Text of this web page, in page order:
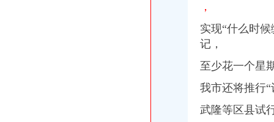
重庆渝中区家用太能供电系统厂家_深圳市华兄实业有限公司
【北京京翰英才教育科技有限公司渝中分公司2017新招聘信息】_
高院肖峰法官家授权本公号以案析法：非持股关联公司之间公司人
重庆代办验资,重庆代办验资公司--选择重庆浩业工商不后悔
www.mywq.gov.cn-网站综合查询|重庆市人民民营企业官方信息港…
，
实现“什么时
记，
至少花一个星
我市还将推行“
武隆等区县试